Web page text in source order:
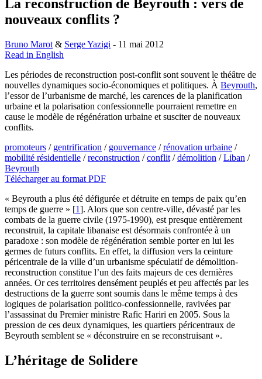
La reconstruction de Beyrouth : vers de
nouveaux conflits ?
Bruno Marot & Serge Yazigi - 11 mai 2012
Read in English
Les périodes de reconstruction post-conflit sont souvent le théâtre de
nouvelles dynamiques socio-économiques et politiques. À Beyrouth,
l’essor de l’urbanisme de marché, les carences de la planification
urbaine et la polarisation confessionnelle pourraient remettre en
cause le modèle de régénération urbaine et susciter de nouveaux
conflits.
promoteurs / gentrification / gouvernance /rénovation urbaine /
mobilité résidentielle /reconstruction /conflit /démolition /Liban /
Beyrouth
Télécharger au format PDF
« Beyrouth a plus été défigurée et détruite en temps de paix qu’en
temps de guerre » [1]. Alors que son centre-ville, dévasté par les
combats de la guerre civile (1975-1990), est presque entièrement
reconstruit, la capitale libanaise est désormais confrontée à un
paradoxe : son modèle de régénération semble porter en lui les
germes de futurs conflits. En effet, la diffusion vers la ceinture
péricentrale de la ville d’un urbanisme spéculatif de démolition-
reconstruction constitue l’un des faits majeurs de ces dernières
années. Or ces territoires densément peuplés et peu affectés par les
destructions de la guerre sont soumis dans le même temps à des
logiques de polarisation politico-confessionnelle, ravivées par
l’assassinat du Premier ministre Rafic Hariri en 2005. Sous la
pression de ces deux dynamiques, les quartiers péricentraux de
Beyrouth semblent se « déconstruire en se reconstruisant ».
L’héritage de Solidere